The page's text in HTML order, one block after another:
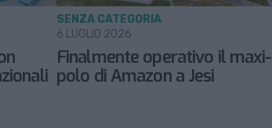
Finalmente operativo il maxi-
polo di Amazon a Jesi
SENZA CATEGORIA
6 LUGLIO 2026